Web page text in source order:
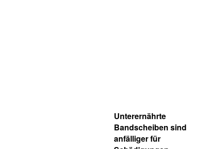
Unterernährte
Bandscheiben sind
anfälliger für